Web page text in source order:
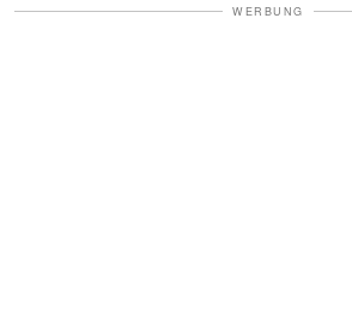
WERBUNG